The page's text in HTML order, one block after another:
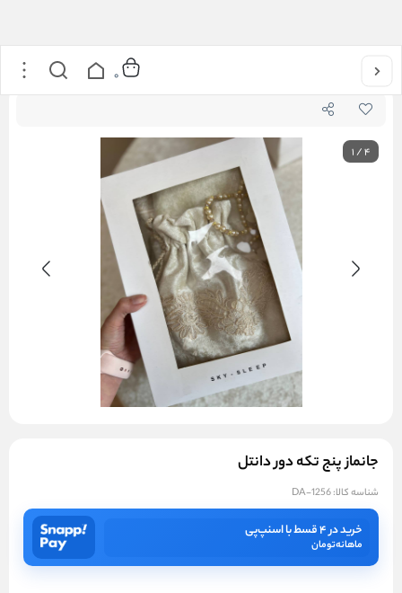
خانه 0
1/4
جانماز پنج تکه دور دانتل
شناسه کالا:DA-1256
خرید در ۴ قسط با اسنپ‌پی
ماهانهتومان